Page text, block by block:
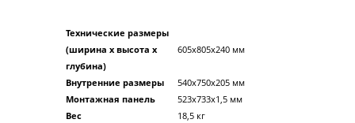
Технические размеры
(ширина х высота х
глубина)
605x805x240 мм
Внутренние размеры
540х750х205 мм
Монтажная панель
523х733х1,5 мм
Вес
18,5 кг